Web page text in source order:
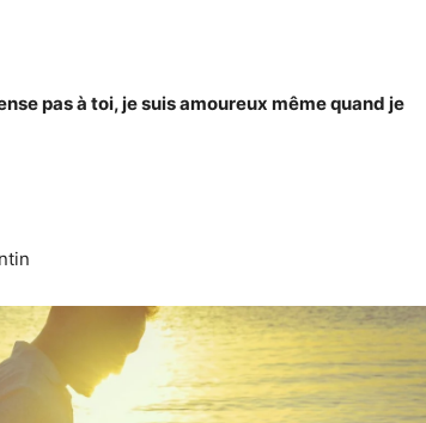
pas à toi, je suis amoureux même quand je